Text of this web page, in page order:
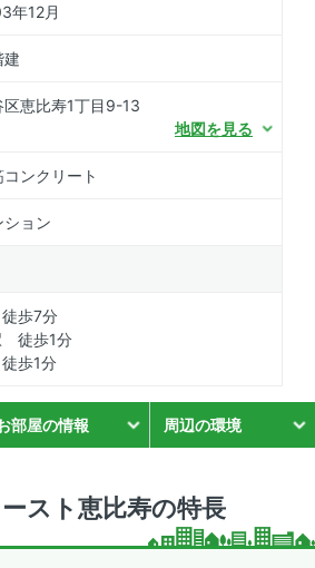
年12月
建
区恵比寿1丁目9-13
地図を見る
コンクリート
ション
歩7分
徒歩1分
歩1分
部屋の情報 周辺の環境
スト恵比寿の特長